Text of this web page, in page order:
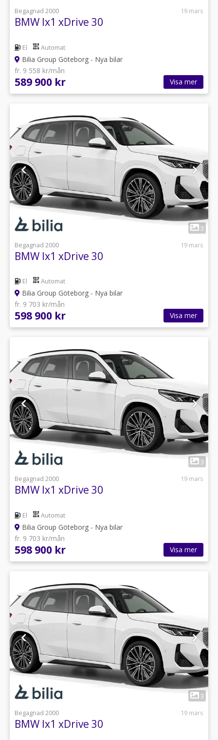
Begagnad 2000
19 mars
BMW Ix1 xDrive 30
El Automat
Bilia Group Göteborg - Nya bilar
fr. 9 558 kr/mån
589 900 kr Visa mer
3
Begagnad 2000
19 mars
BMW Ix1 xDrive 30
El Automat
Bilia Group Göteborg - Nya bilar
fr. 9 703 kr/mån
598 900 kr Visa mer
3
Begagnad 2000
19 mars
BMW Ix1 xDrive 30
El Automat
Bilia Group Göteborg - Nya bilar
fr. 9 703 kr/mån
598 900 kr Visa mer
3
Begagnad 2000
19 mars
BMW Ix1 xDrive 30